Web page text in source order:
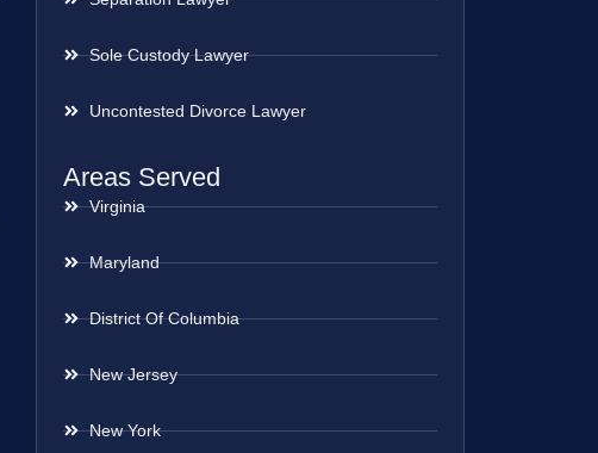
Sole Custody Lawyer
Uncontested Divorce Lawyer
Areas Served
Virginia
Maryland
District Of Columbia
New Jersey
New York